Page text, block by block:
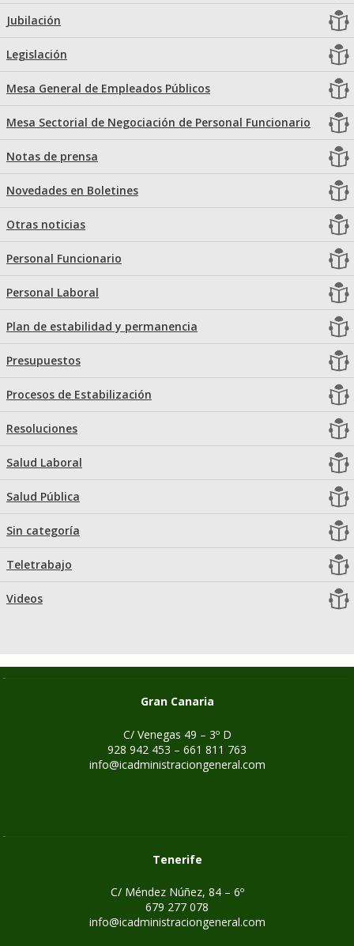
Jubilación
Legislación
Mesa General de Empleados Públicos
Mesa Sectorial de Negociación de Personal Funcionario
Notas de prensa
Novedades en Boletines
Otras noticias
Personal Funcionario
Personal Laboral
Plan de estabilidad y permanencia
Presupuestos
Procesos de Estabilización
Resoluciones
Salud Laboral
Salud Pública
Sin categoría
Teletrabajo
Videos
Gran Canaria
C/ Venegas 49 – 3º D
928 942 453 – 661 811 763
info@icadministraciongeneral.com
Tenerife
C/ Méndez Núñez, 84 – 6º
679 277 078
info@icadministraciongeneral.com